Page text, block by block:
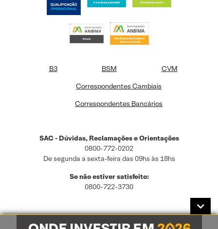
B3 BSM
CVM
Correspondentes Cambiais
Correspondentes Bancários
SAC - Dúvidas, Reclamações e Orientações
0800-772-0202
De segunda a sexta-feira das 09hs às 18hs
Se não estiver satisfeito:
0800-722-3730
Este site usa cookies e dados pessoais de acordo com a nossaPolítica de